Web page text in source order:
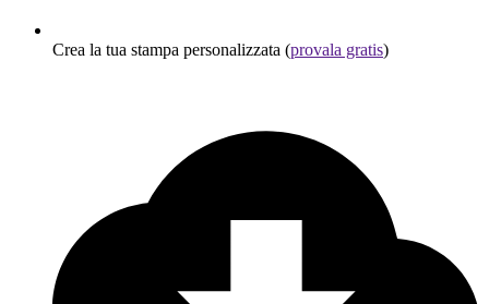
Crea la tua stampa personalizzata (provala gratis)